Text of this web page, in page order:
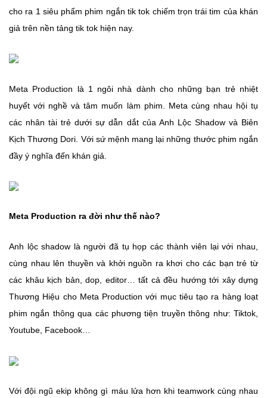
cho ra 1 siêu phẩm phim ngắn tik tok chiếm trọn trái tim của khán
giả trên nền tảng tik tok hiện nay.
Meta Production là 1 ngôi nhà dành cho những bạn trẻ nhiệt
huyết với nghề và tâm muốn làm phim. Meta cùng nhau hội tụ
các nhân tài trẻ dưới sự dẫn dắt của Anh Lộc Shadow và Biên
Kịch Thương Dori. Với sứ mệnh mang lại những thước phim ngắn
đầy ý nghĩa đến khán giả.
Meta Production ra đời như thế nào?
Anh lộc shadow là người đã tụ họp các thành viên lại với nhau,
cùng nhau lên thuyền và khởi nguồn ra khơi cho các bạn trẻ từ
các khâu kịch bản, dop, editor… tất cả đều hướng tới xây dựng
Thương Hiệu cho Meta Production với mục tiêu tạo ra hàng loạt
phim ngắn thông qua các phương tiện truyền thông như: Tiktok,
Youtube, Facebook…
Với đội ngũ ekip không gì máu lửa hơn khi teamwork cùng nhau